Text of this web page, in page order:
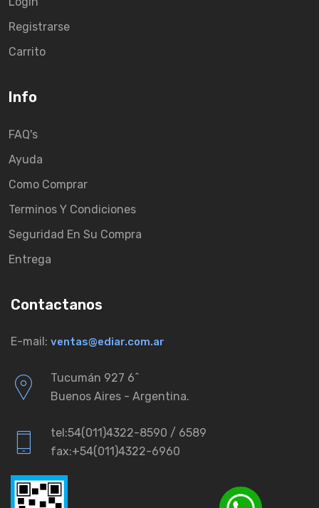
Registrarse
Carrito
Info
FAQ's
Ayuda
Como Comprar
Terminos Y Condiciones
Seguridad En Su Compra
Entrega
Contactanos
E-mail: ventas@ediar.com.ar
Tucumán 927 6ˆ
Buenos Aires - Argentina.
tel:54(011)4322-8590 / 6589
fax:+54(011)4322-6960